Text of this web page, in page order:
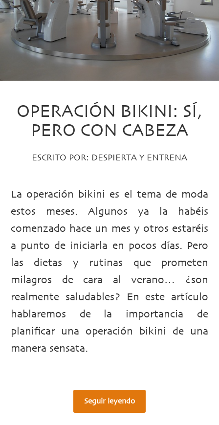
OPERACIÓN BIKINI: SÍ,
PERO CON CABEZA
ESCRITO POR: DESPIERTA Y ENTRENA
La operación bikini es el tema de moda
estos meses. Algunos ya la habéis
comenzado hace un mes y otros estaréis
a punto de iniciarla en pocos días. Pero
las dietas y rutinas que prometen
milagros de cara al verano… ¿son
realmente saludables? En este artículo
hablaremos de la importancia de
planificar una operación bikini de una
manera sensata.
Seguir leyendo